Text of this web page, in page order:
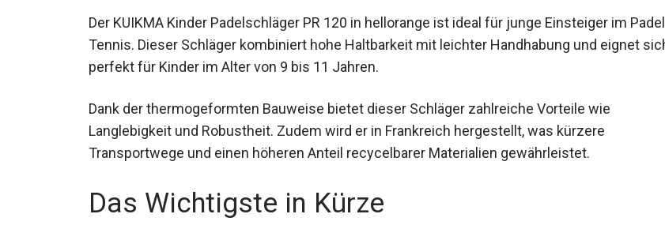
Der KUIKMA Kinder Padelschläger PR 120 in hellorange ist ideal für junge Einsteiger im Padel
Tennis. Dieser Schläger kombiniert hohe Haltbarkeit mit leichter Handhabung und eignet
sich perfekt für Kinder im Alter von 9 bis 11 Jahren.
Dank der thermogeformten Bauweise bietet dieser Schläger zahlreiche Vorteile wie
Langlebigkeit und Robustheit. Zudem wird er in Frankreich hergestellt, was kürzere
Transportwege und einen höheren Anteil recycelbarer Materialien gewährleistet.
Das Wichtigste in Kürze